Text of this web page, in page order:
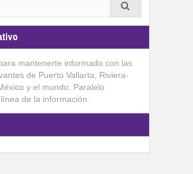
mantenerte informado con las
de Puerto Vallarta, Riviera-
y el mundo. Paralelo
de la información.